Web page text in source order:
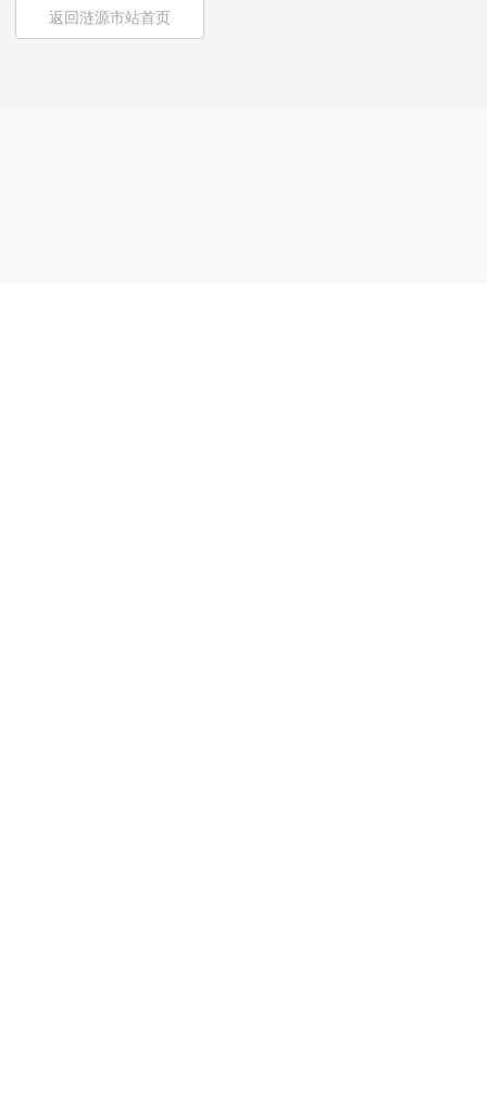
返回涟源市站首页